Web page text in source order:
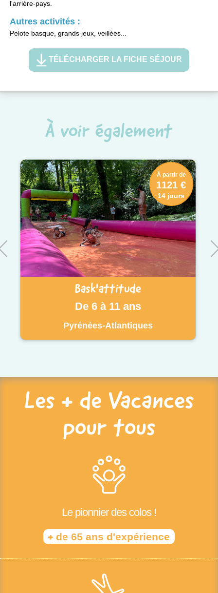
l'arrière-pays.
Autres activités :
Pelote basque, grands jeux, veillées...
TÉLÉCHARGER LA FICHE SÉJOUR
À voir également
Bask'attitude
De 6 à 11 ans
Pyrénées-Atlantiques
À partir de
1121 €
14 jours
Les + de Vacances
pour tous
Le pionnier des colos !
+ de 65 ans d'expérience